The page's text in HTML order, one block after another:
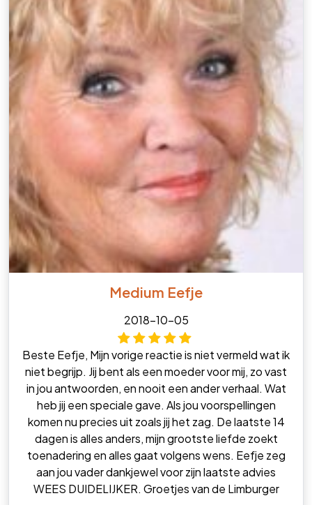
Medium Eefje
2018-10-05
Beste Eefje, Mijn vorige reactie is niet vermeld wat ik
niet begrijp. Jij bent als een moeder voor mij, zo vast
in jou antwoorden, en nooit een ander verhaal. Wat
heb jij een speciale gave. Als jou voorspellingen
komen nu precies uit zoals jij het zag. De laatste 14
dagen is alles anders, mijn grootste liefde zoekt
toenadering en alles gaat volgens wens. Eefje zeg
aan jou vader dankjewel voor zijn laatste advies
WEES DUIDELIJKER. Groetjes van de Limburger